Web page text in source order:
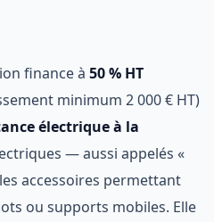
finance à 50 % HT
minimum 2 000 € HT)
électrique à la
— aussi appelés «
accessoires permettant
ou supports mobiles. Elle